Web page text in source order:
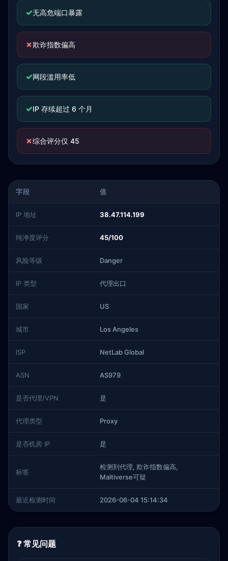
✓无高危端口暴露
✗欺诈指数偏高
✓网段滥用率低
✓IP 存续超过 6 个月
✗综合评分仅 45
字段 值
IP 地址 38.47.114.199
纯净度评分 45/100
风险等级 Danger
IP 类型 代理出口
国家 US
城市 Los Angeles
ISP NetLab Global
ASN AS979
是否代理/VPN 是
代理类型 Proxy
是否机房 IP 是
标签
检测到代理, 欺诈指数偏高,
Maltiverse可疑
最近检测时间 2026-06-04 15:14:34
❓ 常见问题